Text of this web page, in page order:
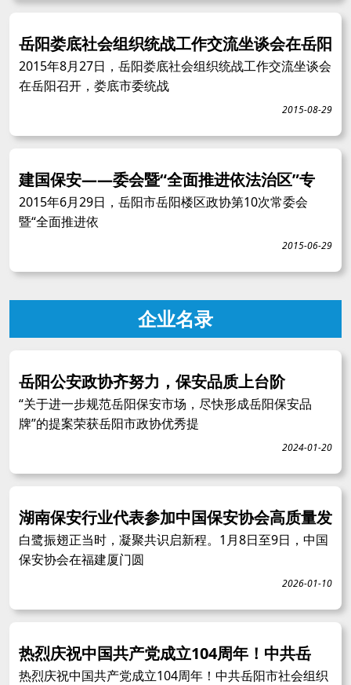
岳阳娄底社会组织统战工作交流坐谈会在岳阳
2015年8月27日，岳阳娄底社会组织统战工作交流坐谈会
在岳阳召开，娄底市委统战
2015-08-29
建国保安——委会暨“全面推进依法治区”专
2015年6月29日，岳阳市岳阳楼区政协第10次常委会
暨“全面推进依
2015-06-29
企业名录
岳阳公安政协齐努力，保安品质上台阶
“关于进一步规范岳阳保安市场，尽快形成岳阳保安品
牌”的提案荣获岳阳市政协优秀提
2024-01-20
湖南保安行业代表参加中国保安协会高质量发
白鹭振翅正当时，凝聚共识启新程。1月8日至9日，中国
保安协会在福建厦门圆
2026-01-10
热烈庆祝中国共产党成立104周年！中共岳
热烈庆祝中国共产党成立104周年！中共岳阳市社会组织